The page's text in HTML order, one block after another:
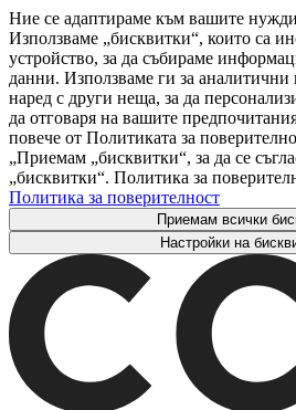
Ние се адаптираме към вашите
Използваме „бисквитки“, които са
устройство, за да събираме
данни. Използваме ги за
наред с други неща, за да
да отговаря на вашите
повече от Политиката за
„Приемам „бисквитки“, за да се
„бисквитки“. Политика за
Политика за поверителност
Приемам всички
Настройки на